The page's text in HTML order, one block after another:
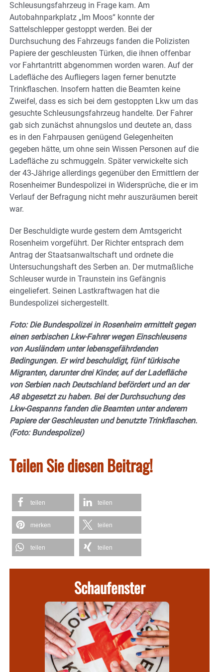
Schleusungsfahrzeug in Frage kam. Am
Autobahnparkplatz „Im Moos“ konnte der
Sattelschlepper gestoppt werden. Bei der
Durchsuchung des Fahrzeugs fanden die Polizisten
Papiere der geschleusten Türken, die ihnen offenbar
vor Fahrtantritt abgenommen worden waren. Auf der
Ladefläche des Aufliegers lagen ferner benutzte
Trinkflaschen. Insofern hatten die Beamten keine
Zweifel, dass es sich bei dem gestoppten Lkw um das
gesuchte Schleusungsfahrzeug handelte. Der Fahrer
gab sich zunächst ahnungslos und deutete an, dass
es in den Fahrpausen genügend Gelegenheiten
gegeben hätte, um ohne sein Wissen Personen auf die
Ladefläche zu schmuggeln. Später verwickelte sich
der 43-Jährige allerdings gegenüber den Ermittlern der
Rosenheimer Bundespolizei in Widersprüche, die er im
Verlauf der Befragung nicht mehr auszuräumen bereit
war.
Der Beschuldigte wurde gestern dem Amtsgericht
Rosenheim vorgeführt. Der Richter entsprach dem
Antrag der Staatsanwaltschaft und ordnete die
Untersuchungshaft des Serben an. Der mutmaßliche
Schleuser wurde in Traunstein ins Gefängnis
eingeliefert. Seinen Lastkraftwagen hat die
Bundespolizei sichergestellt.
Foto: Die Bundespolizei in Rosenheim ermittelt gegen
einen serbischen Lkw-Fahrer wegen Einschleusens
von Ausländern unter lebensgefährdenden
Bedingungen. Er wird beschuldigt, fünf türkische
Migranten, darunter drei Kinder, auf der Ladefläche
von Serbien nach Deutschland befördert und an der
A8 abgesetzt zu haben. Bei der Durchsuchung des
Lkw-Gespanns fanden die Beamten unter anderem
Papiere der Geschleusten und benutzte Trinkflaschen.
(Foto: Bundespolizei)
Teilen Sie diesen Beitrag!
teilen teilen
merken teilen
teilen teilen
Schaufenster